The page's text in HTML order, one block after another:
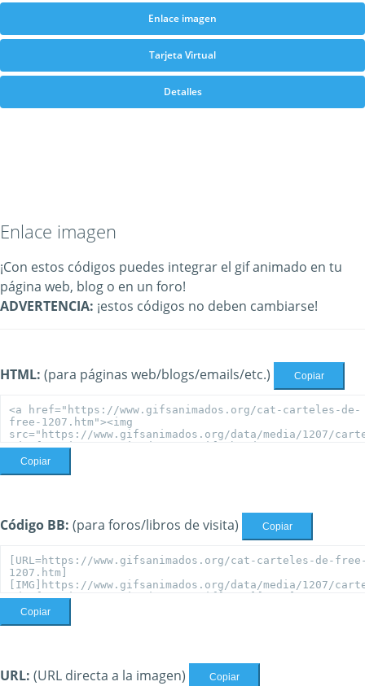
Enlace imagen
Tarjeta Virtual
Detalles
Enlace imagen
¡Con estos códigos puedes integrar el gif animado en tu
página web, blog o en un foro!
ADVERTENCIA: ¡estos códigos no deben cambiarse!
HTML: (para páginas web/blogs/emails/etc.) Copiar
Copiar
Código BB: (para foros/libros de visita) Copiar
Copiar
URL: (URL directa a la imagen) Copiar